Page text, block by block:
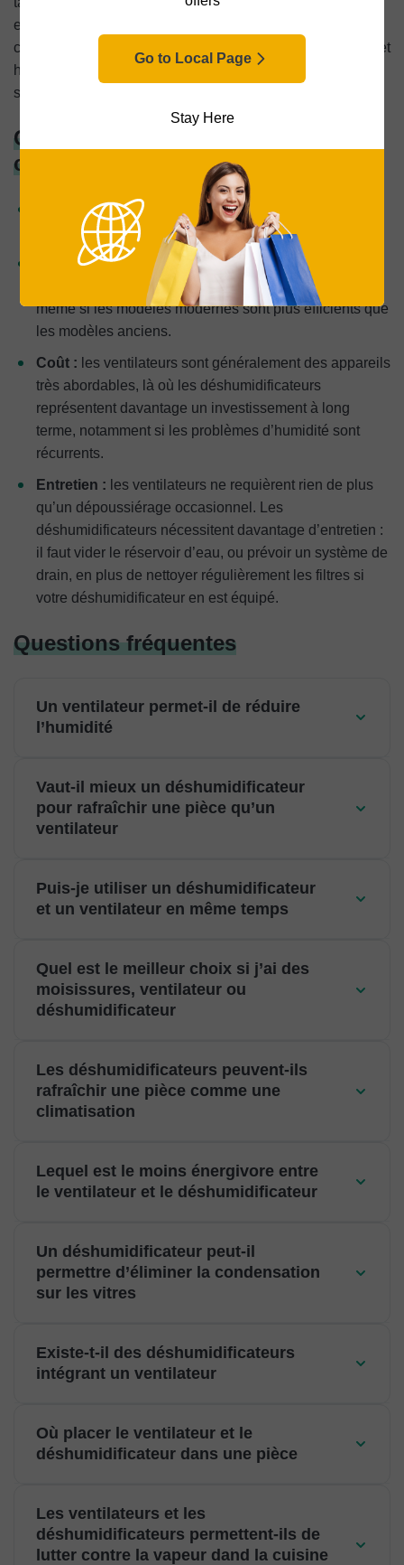
Go to Local Page
Stay Here
ensemble, ils peuvent créer un environnement plus
confortable et plus sain, surtout pendant les mois chauds et
humides ou dans les pièces mal ventilées comme les
sous-sols ou les salles de bain.
Consommation d’énergie et
comparaison des coûts
ventilateurssont peu énergivores : la plupart des
modèles consomment entre 20 et 100 watts.
déshumidificateurssont plus énergivores : ils
consomment généralement entre 300 et 700 watts,
même si les modèles modernes sont plus efficients que
les modèles anciens.
Coût : les ventilateurs sont généralement des appareils
très abordables, là où les déshumidificateurs
représentent davantage un investissement à long
terme, notamment si les problèmes d’humidité sont
récurrents.
Entretien : les ventilateurs ne requièrent rien de plus
qu’un dépoussiérage occasionnel. Les
déshumidificateurs nécessitent davantage d’entretien :
il faut vider le réservoir d’eau, ou prévoir un système de
drain, en plus de nettoyer régulièrement les filtres si
votre déshumidificateur en est équipé.
Questions fréquentes
Un ventilateur permet-il de réduire
l’humidité
Vaut-il mieux un déshumidificateur
pour rafraîchir une pièce qu’un
ventilateur
Puis-je utiliser un déshumidificateur
et un ventilateur en même temps
Quel est le meilleur choix si j’ai des
moisissures, ventilateur ou
déshumidificateur
Les déshumidificateurs peuvent-ils
rafraîchir une pièce comme une
climatisation
Lequel est le moins énergivore entre
le ventilateur et le déshumidificateur
Un déshumidificateur peut-il
permettre d’éliminer la condensation
sur les vitres
Existe-t-il des déshumidificateurs
intégrant un ventilateur
Où placer le ventilateur et le
déshumidificateur dans une pièce
Les ventilateurs et les
déshumidificateurs permettent-ils de
lutter contre la vapeur dand la cuisine